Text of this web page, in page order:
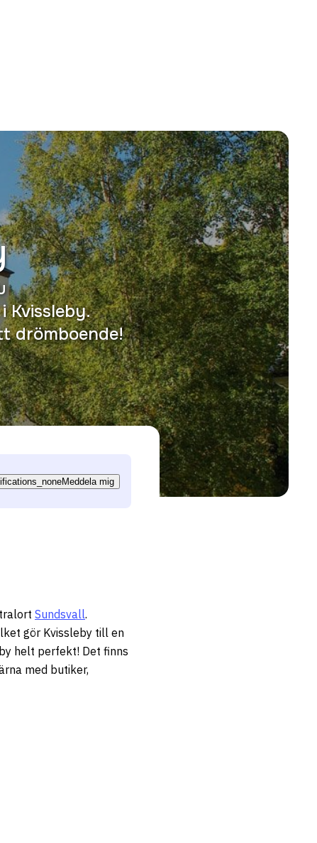
Kvissleby.
drömboende!
Meddela mig
Sundsvall.
gör Kvissleby till en
helt perfekt! Det finns
med butiker,